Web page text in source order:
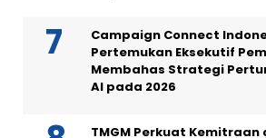
Campaign Connect
Pertemukan Eksekutif
Membahas Strategi
AI pada 2026
TMGM Perkuat Kemitraan